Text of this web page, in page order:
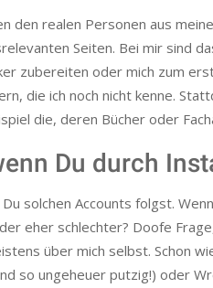
den realen Personen aus
Seiten. Bei mir sind
zubereiten oder mich zum
die ich noch nicht kenne.
die, deren Bücher oder
Du durch
solchen Accounts folgst.
eher schlechter? Doofe
über mich selbst. Schon
so ungeheuer putzig!) oder